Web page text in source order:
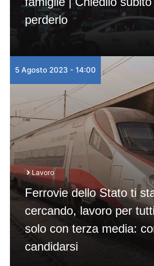
perderlo
5 Agosto 2023 - 14:00
Lavoro
Ferrovie dello Stato ti
cercando, lavoro per
solo con terza media:
candidarsi